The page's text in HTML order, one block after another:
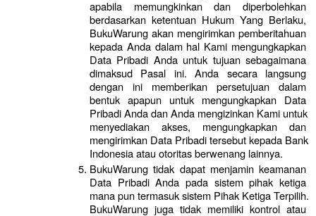
apabila memungkinkan dan diperbolehkan
berdasarkan ketentuan Hukum Yang Berlaku,
BukuWarung akan mengirimkan pemberitahuan
kepada Anda dalam hal Kami mengungkapkan
Data Pribadi Anda untuk tujuan sebagaimana
dimaksud Pasal ini. Anda secara langsung
dengan ini memberikan persetujuan dalam
bentuk apapun untuk mengungkapkan Data
Pribadi Anda dan Anda mengizinkan Kami untuk
menyediakan akses, mengungkapkan dan
mengirimkan Data Pribadi tersebut kepada Bank
Indonesia atau otoritas berwenang lainnya.
BukuWarung tidak dapat menjamin keamanan
Data Pribadi Anda pada sistem pihak ketiga
mana pun termasuk sistem Pihak Ketiga Terpilih.
BukuWarung juga tidak memiliki kontrol atau